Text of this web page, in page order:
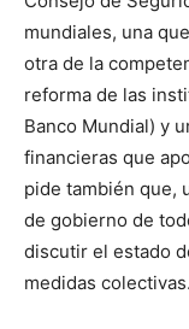
mundiales, una
otra de la
reforma de las
Banco Mundial) y
financieras que
pide también que,
de gobierno de
discutir el estado
medidas colectivas.